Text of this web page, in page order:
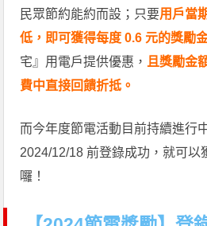
民眾節約能約而設；只要用戶當
低，即可獲得每度 0.6 元的獎勵
宅』用電戶提供優惠，
且獎勵金
費中直接回饋折抵。
而今年度節電活動目前持續進行
2024/12/18 前登錄成功，就可以
囉！